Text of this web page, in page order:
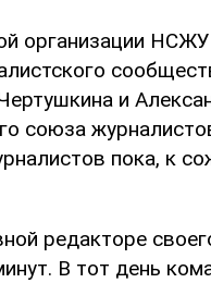
организации
и
союза
пока, к
редакторе
В тот день